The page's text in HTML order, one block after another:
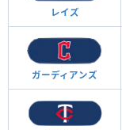
レイズ
ガーディアンズ